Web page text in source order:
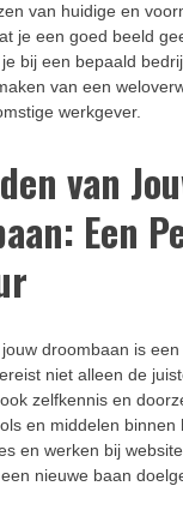
van huidige en
je een goed beeld
bij een bepaald
van een
werkgever.
van
Een
droombaan is
niet alleen de
zelfkennis en
en middelen binnen
en werken bij
nieuwe baan